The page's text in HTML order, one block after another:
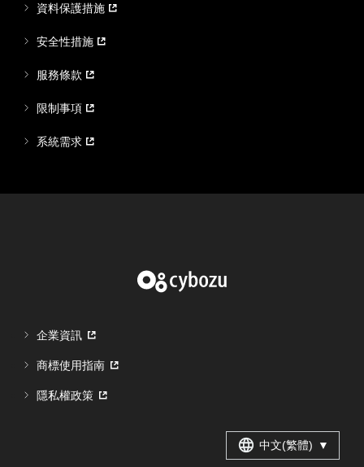
資料保護措施
安全性措施
服務條款
限制事項
系統需求
企業資訊
商標使用指南
隱私權政策
中文(繁體) ▼